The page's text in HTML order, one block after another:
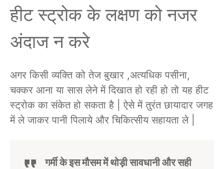
हीट स्ट्रोक के लक्षण को नजर
अंदाज न करे
अगर किसी व्यक्ति को तेज बुखार ,अत्यधिक पसीना,
चक्कर आना या सास लेने में दिखात हो रही हो तो यह हीट
स्ट्रोक का संकेत हो सकता है | ऐसे में तुरंत छायादार जगह
में ले जाकर पानी पिलाये और चिकित्सीय सहायता ले |
गर्मी के इस मौसम में थोड़ी सावधानी और सही